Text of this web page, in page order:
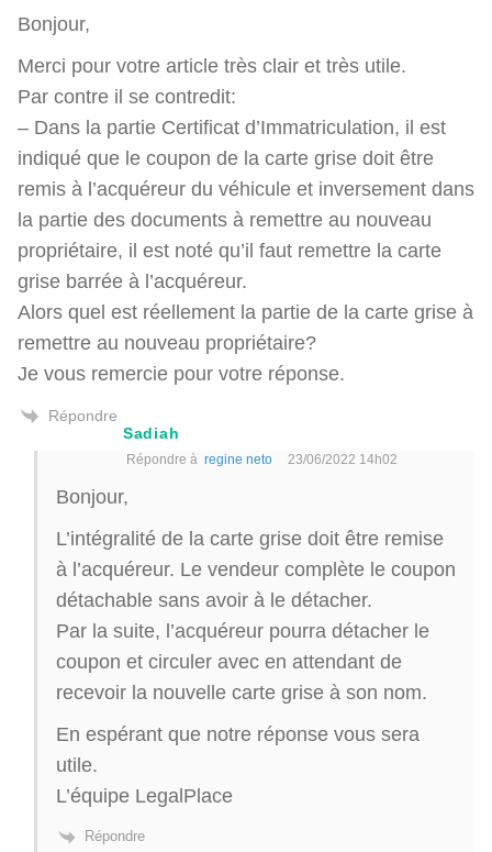
Bonjour,
Merci pour votre article très clair et très utile.
Par contre il se contredit:
– Dans la partie Certificat d’Immatriculation, il est
indiqué que le coupon de la carte grise doit être
remis à l’acquéreur du véhicule et inversement dans
la partie des documents à remettre au nouveau
propriétaire, il est noté qu’il faut remettre la carte
grise barrée à l’acquéreur.
Alors quel est réellement la partie de la carte grise à
remettre au nouveau propriétaire?
Je vous remercie pour votre réponse.
Répondre
Sadiah
Répondre à regine neto 23/06/2022 14h02
Bonjour,
L’intégralité de la carte grise doit être remise
à l’acquéreur. Le vendeur complète le coupon
détachable sans avoir à le détacher.
Par la suite, l’acquéreur pourra détacher le
coupon et circuler avec en attendant de
recevoir la nouvelle carte grise à son nom.
En espérant que notre réponse vous sera
utile.
L’équipe LegalPlace
Répondre